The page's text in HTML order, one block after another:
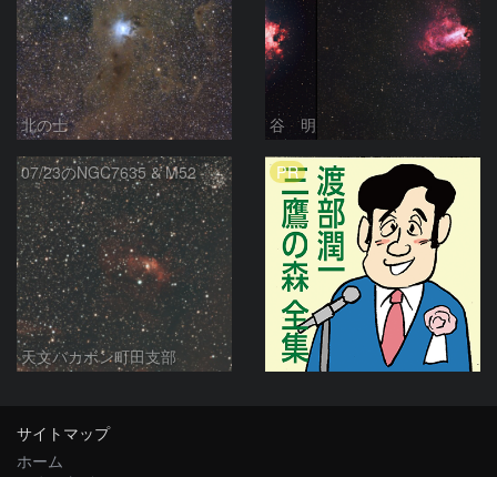
北の士 谷 明
07/23のNGC7635 & M52
天文バカボン町田支部
PR
サイトマップ
ホーム